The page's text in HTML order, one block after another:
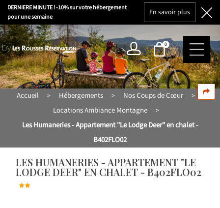
DERNIERE MINUTE ! -10% sur votre hébergement
pour une semaine
En savoir plus
0
Accueil > Hébergements > Nos Coups de Cœur >
Locations Ambiance Montagne >
Les Humaneries - Appartement "Le Lodge Deer" en chalet -
B402FLO02
LES HUMANERIES - APPARTEMENT "LE
LODGE DEER" EN CHALET - B402FLO02